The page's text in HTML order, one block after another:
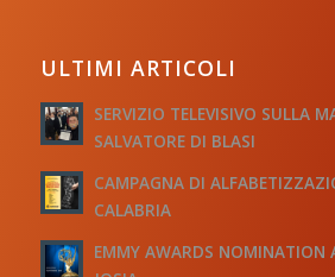
ULTIMI ARTICOLI
SERVIZIO TELEVISIVO SULLA
SALVATORE DI BLASI
CAMPAGNA DI
CALABRIA
EMMY AWARDS NOMINATION